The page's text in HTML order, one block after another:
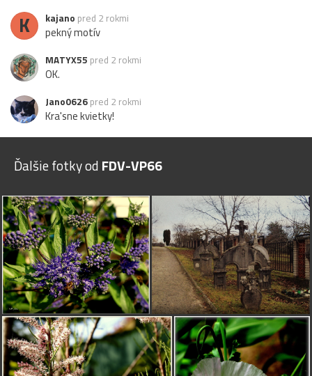
K kajano pred 2 rokmi
pekný motív
MATYX55 pred 2 rokmi
OK.
Jano0626 pred 2 rokmi
Kra'sne kvietky!
Ďalšie fotky od FDV-VP66